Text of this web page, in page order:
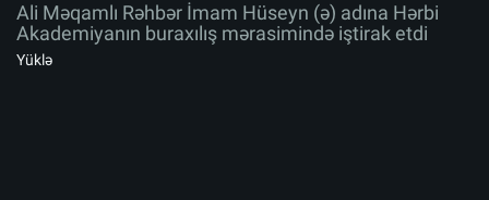
Ali Məqamlı Rəhbər İmam Hüseyn (ə) adına Hərbi
Akademiyanın buraxılış mərasimində iştirak etdi
Yüklə